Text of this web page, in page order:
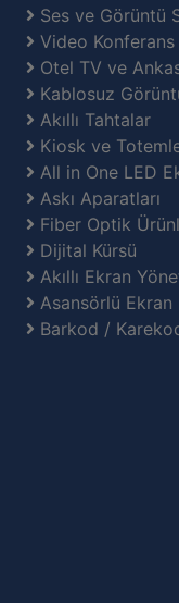
Ses ve Görüntü
Video
Otel TV ve
Kablosuz
Akıllı Tahtalar
Kiosk ve
All in One LED
Askı Aparatları
Fiber Optik
Dijital Kürsü
Akıllı Ekran
Asansörlü Ekran
Barkod /